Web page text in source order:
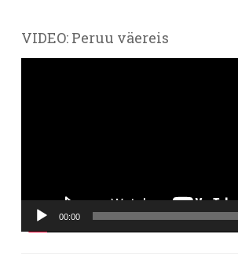
VIDEO: Peruu väereis
00:00